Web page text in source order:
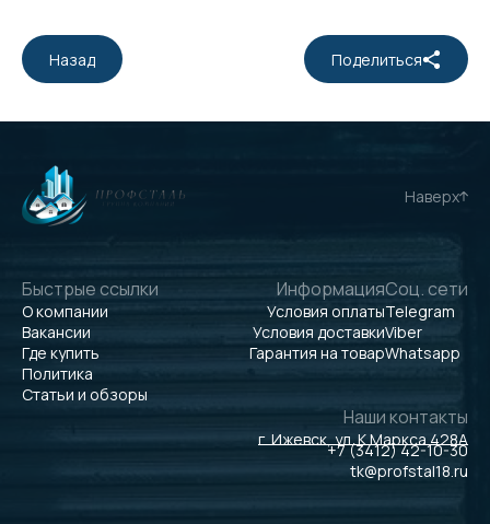
Назад Поделиться
Наверх
Быстрые ссылки
О компании
Вакансии
Где купить
Политика
Статьи и обзоры
Информация
Условия оплаты
Условия доставки
Гарантия на товар
Соц. сети
Telegram
Viber
Whatsapp
Наши контакты
г. Ижевск, ул. К.Маркса 428А
+7 (3412) 42-10-30
tk@profstal18.ru